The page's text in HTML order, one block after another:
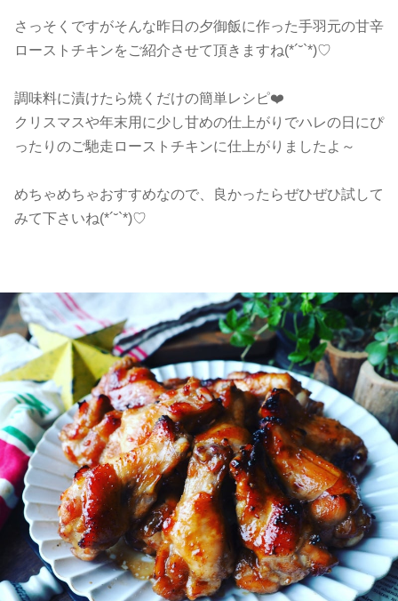
さっそくですがそんな昨日の夕御飯に作った手羽元の甘辛
ローストチキンをご紹介させて頂きますね(*´˘`*)♡
調味料に漬けたら焼くだけの簡単レシピ❤️
クリスマスや年末用に少し甘めの仕上がりでハレの日にぴ
ったりのご馳走ローストチキンに仕上がりましたよ～
めちゃめちゃおすすめなので、良かったらぜひぜひ試して
みて下さいね(*´˘`*)♡